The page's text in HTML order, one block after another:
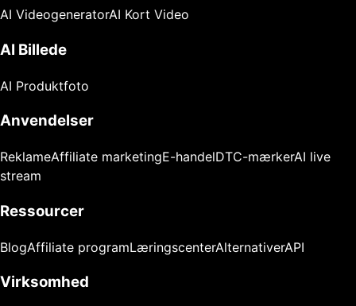
AI VideogeneratorAI Kort Video
AI Billede
AI Produktfoto
Anvendelser
ReklameAffiliate marketingE-handelDTC-mærkerAI live
stream
Ressourcer
BlogAffiliate programLæringscenterAlternativerAPI
Virksomhed